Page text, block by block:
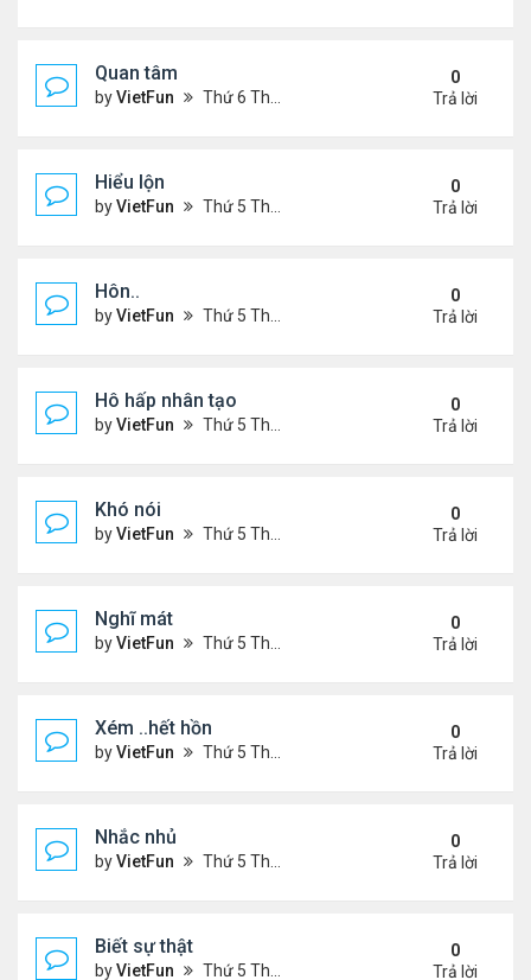
Quan tâm
byVietFun Thứ 6 Tháng 8 12, 2022 12:54 pm
0
Trả lời
Hiểu lộn
byVietFun Thứ 5 Tháng 7 14, 2022 5:08 pm
0
Trả lời
Hôn..
byVietFun Thứ 5 Tháng 7 14, 2022 4:59 pm
0
Trả lời
Hô hấp nhân tạo
byVietFun Thứ 5 Tháng 7 14, 2022 4:52 pm
0
Trả lời
Khó nói
byVietFun Thứ 5 Tháng 7 14, 2022 4:50 pm
0
Trả lời
Nghĩ mát
byVietFun Thứ 5 Tháng 7 14, 2022 4:48 pm
0
Trả lời
Xém ..hết hồn
byVietFun Thứ 5 Tháng 7 14, 2022 4:44 pm
0
Trả lời
Nhắc nhủ
byVietFun Thứ 5 Tháng 7 14, 2022 4:38 pm
0
Trả lời
Biết sự thật
byVietFun Thứ 5 Tháng 7 14, 2022 4:37 pm
0
Trả lời